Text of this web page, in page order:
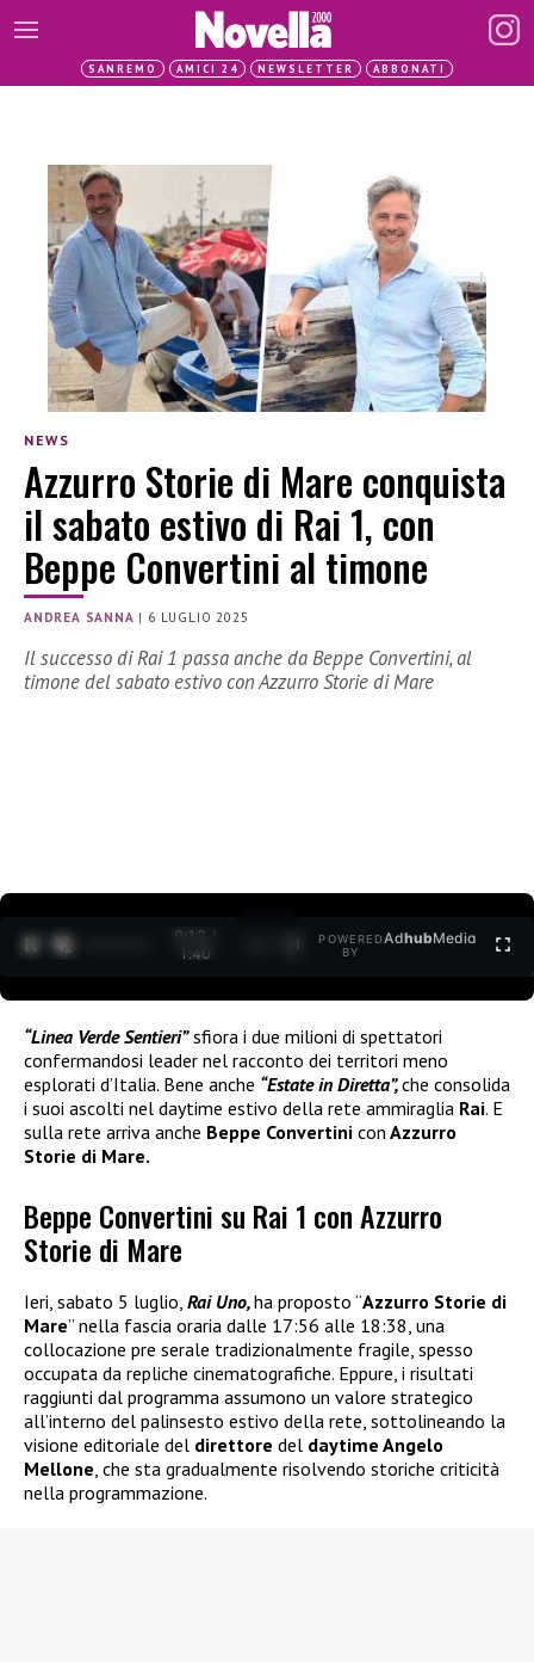
SANREMO AMICI 24 NEWSLETTER ABBONATI
NEWS
Azzurro Storie di Mare conquista
il sabato estivo di Rai 1, con
Beppe Convertini al timone
ANDREA SANNA | 6 LUGLIO 2025
Il successo di Rai 1 passa anche da Beppe Convertini, al
timone del sabato estivo con Azzurro Storie di Mare
0:13 /
1:40
POWERED
BY
AdhubMedia
“Linea Verde Sentieri”sfiora i due milioni di spettatori
confermandosi leader nel racconto dei territori meno
esplorati d’Italia. Bene anche “Estate in Diretta”,che consolida
i suoi ascolti nel daytime estivo della rete ammiraglia Rai. E
sulla rete arriva anche Beppe Convertini con Azzurro
Storie di Mare.
Beppe Convertini su Rai 1 con Azzurro
Storie di Mare
Ieri, sabato 5 luglio, Rai Uno,ha proposto “Azzurro Storie di
Mare” nella fascia oraria dalle 17:56 alle 18:38, una
collocazione pre serale tradizionalmente fragile, spesso
occupata da repliche cinematografiche. Eppure, i risultati
raggiunti dal programma assumono un valore strategico
all’interno del palinsesto estivo della rete, sottolineando la
visione editoriale del direttore del daytime Angelo
Mellone, che sta gradualmente risolvendo storiche criticità
nella programmazione.